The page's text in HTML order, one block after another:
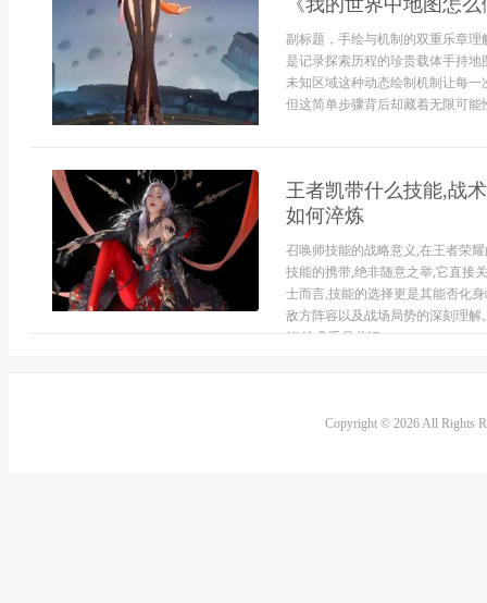
《我的世界中地图怎
副标题，手绘与机制的双重乐章
是记录探索历程的珍贵载体手持
未知区域这种动态绘制机制让每
但这简单步骤背后却藏着无限可能
王者凯带什么技能,战
如何淬炼
召唤师技能的战略意义,在王者荣
技能的携带,绝非随意之举,它直接
士而言,技能的选择更是其能否化
敌方阵容以及战场局势的深刻理
能,这几乎是共识,...
Copyright © 2026 All Rights